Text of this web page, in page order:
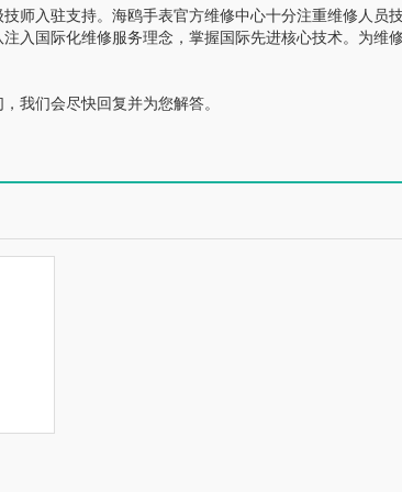
入驻支持。海鸥手表官方维修中心十分注重维修人员
入国际化维修服务理念，掌握国际先进核心技术。为维
们会尽快回复并为您解答。